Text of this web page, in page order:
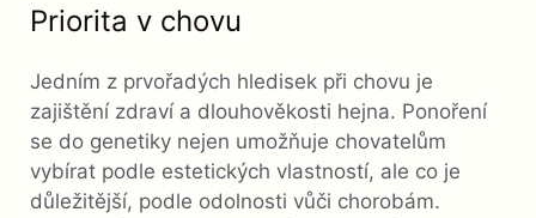
Priorita v chovu
Jedním z prvořadých hledisek při chovu je
zajištění zdraví a dlouhověkosti hejna. Ponoření
se do genetiky nejen umožňuje chovatelům
vybírat podle estetických vlastností, ale co je
důležitější, podle odolnosti vůči chorobám.